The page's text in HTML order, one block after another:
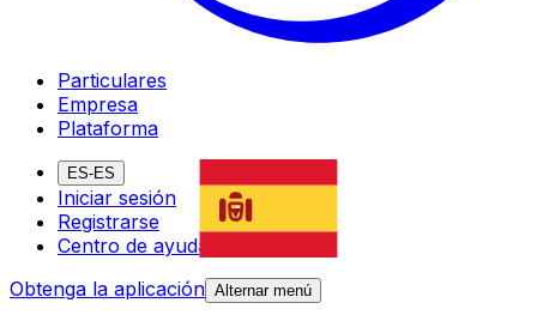
Particulares
Empresa
Plataforma
ES-ES
Iniciar sesión
Registrarse
Centro de ayuda
Obtenga la aplicación Alternar menú